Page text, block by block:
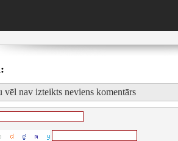
vēl nav izteikts neviens komentārs